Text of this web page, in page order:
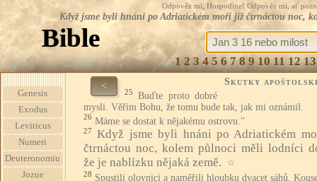
Odpověz mi, Hospodine! Odpověz mi, ať
Když jsme byli hnáni po Adriatickém moři již čtrnáctou noc,
Bible
1 2 3 4 5 6 7 8 9 10 11 12 13
Genesis
Exodus
Leviticus
Numeri
Deuteronomiu
Jozue
< Skutky
25
Buďte proto dobré
mysli. Věřím Bohu, že tomu bude tak, jak mi oznámil.
26 Máme se dostat k nějakému ostrovu."
27
Když jsme byli hnáni po Adriatickém
čtrnáctou noc, kolem půlnoci měli lodníci
že je nablízku nějaká země.
☆
28 Spustili olovnici a naměřili hloubku dvacet sáhů.